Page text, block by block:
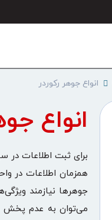
انواع جوهر رکوردر
انواع
برای ثبت اطلاعات
همزمان اطلاعات در
جوهرها نیازمند
می‌توان به عدم پخش